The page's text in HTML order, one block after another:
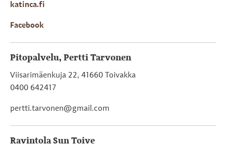
katinca.fi
Facebook
Pitopalvelu, Pertti Tarvonen
Viisarimäenkuja 22, 41660 Toivakka
0400 642417
pertti.tarvonen@gmail.com
Ravintola Sun Toive